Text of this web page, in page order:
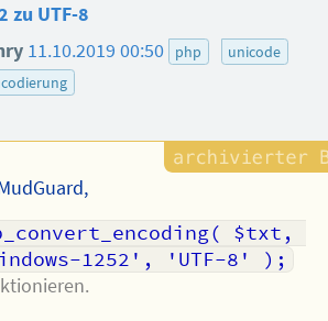
zu UTF-8
11.10.2019 00:50 php
unicode
$txt,
1252', 'UTF-8' );